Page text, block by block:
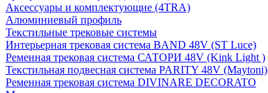
Аксессуары и комплектующие (4TRA)
Алюминиевый профиль
Текстильные трековые системы
Интерьерная трековая система BAND 48V (ST Luce)
Ременная трековая система САТОРИ 48V (Kink Light )
Текстильная подвесная система PARITY 48V (Maytoni)
Ременная трековая система DIVINARE DECORATO